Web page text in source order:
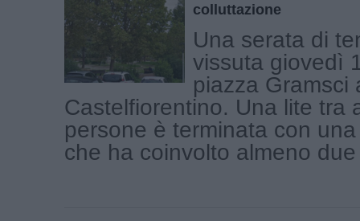
colluttazione
Una serata di
vissuta giovedì
piazza Gramsci
Castelfiorentino. Una lite tra
persone è terminata con
che ha coinvolto almeno